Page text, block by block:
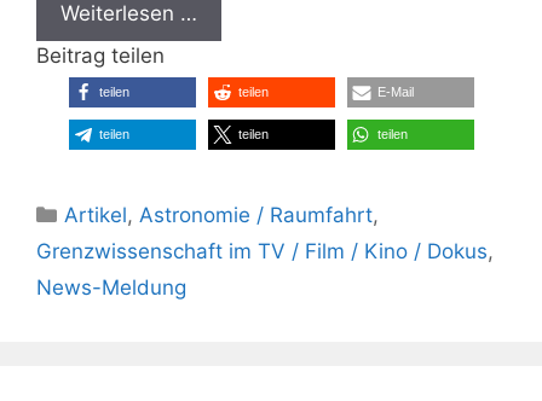
Weiterlesen …
Beitrag teilen
teilen teilen E-Mail
teilen teilen teilen
Kategorien
Artikel,Astronomie / Raumfahrt,
Grenzwissenschaft im TV / Film / Kino / Dokus,
News-Meldung